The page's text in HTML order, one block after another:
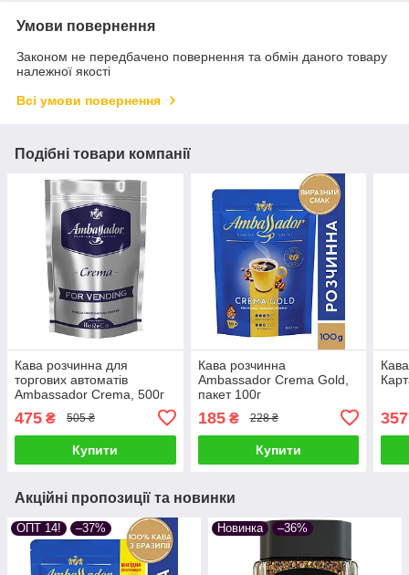
Умови повернення
Законом не передбачено повернення та обмін даного товару
належної якості
Всі умови повернення
Подібні товари компанії
Кава розчинна для
торгових автоматів
Ambassador Crema, 500г
475 ₴ 505 ₴
Купити
Кава розчинна
Ambassador Crema Gold,
пакет 100г
185₴ 228 ₴
Купити
357
Акційні пропозиції та новинки
ОПТ 14! –37% Новинка –36%